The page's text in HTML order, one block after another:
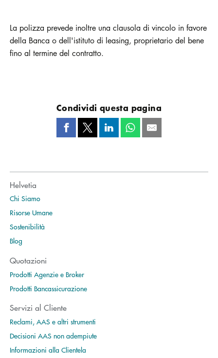
La polizza prevede inoltre una clausola di vincolo in favore
della Banca o dell'istituto di leasing, proprietario del bene
fino al termine del contratto.
Condividi questa pagina
Helvetia
Chi Siamo
Risorse Umane
Sostenibilità
Blog
Quotazioni
Prodotti Agenzie e Broker
Prodotti Bancassicurazione
Servizi al Cliente
Reclami, AAS e altri strumenti
Decisioni AAS non adempiute
Informazioni alla Clientela